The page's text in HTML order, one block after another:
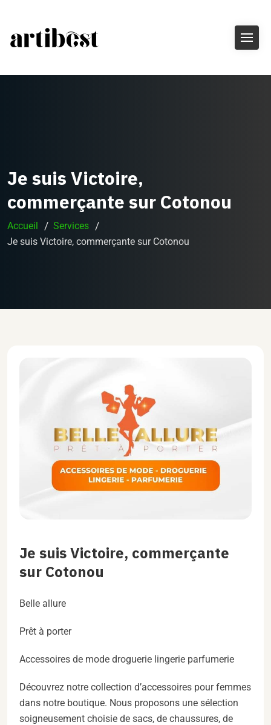
Je suis Victoire,
commerçante sur Cotonou
Accueil
Services
Je suis Victoire, commerçante sur Cotonou
Je suis Victoire, commerçante
sur Cotonou
Belle allure
Prêt à porter
Accessoires de mode droguerie lingerie parfumerie
Découvrez notre collection d’accessoires pour femmes
dans notre boutique. Nous proposons une sélection
soigneusement choisie de sacs, de chaussures, de